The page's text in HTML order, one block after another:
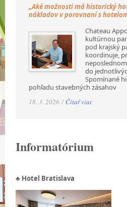
„Aké možnosti má historický
nákladov v porovnaní s
Chateau
kultúrnou
pod krajský
koordinuje,
do
Spomínané
pohľadu stavebných zásahov
18. 3. 2026 / Čítať viac
Informatórium
♣ Hotel Bratislava